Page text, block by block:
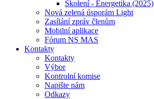
Školení - Energetika (2025)
Nová zelená úsporám Light
Zasílání zpráv členům
Mobilní aplikace
Fórum NS MAS
Kontakty
Kontakty
Výbor
Kontrolní komise
Napište nám
Odkazy